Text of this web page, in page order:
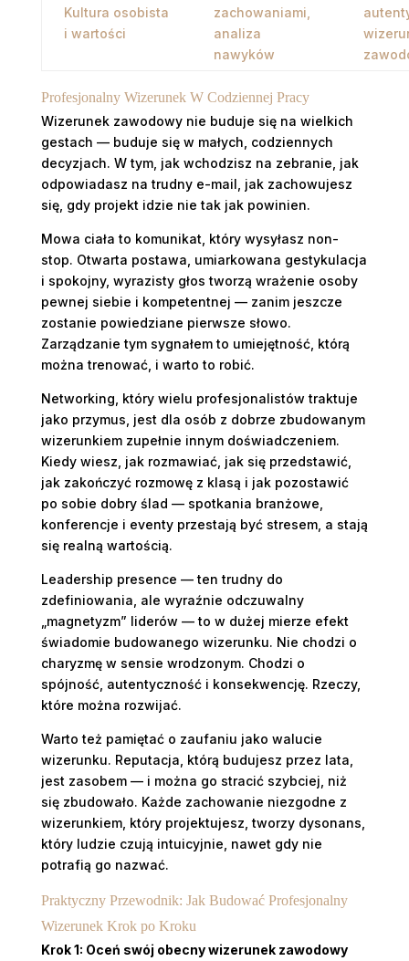
Kultura osobista
i wartości
zachowaniami,
analiza
nawyków
Profesjonalny Wizerunek W Codziennej Pracy
Wizerunek zawodowy nie buduje się na wielkich
gestach — buduje się w małych, codziennych
decyzjach. W tym, jak wchodzisz na zebranie, jak
odpowiadasz na trudny e-mail, jak zachowujesz
się, gdy projekt idzie nie tak jak powinien.
Mowa ciała to komunikat, który wysyłasz non-
stop. Otwarta postawa, umiarkowana gestykulacja
i spokojny, wyrazisty głos tworzą wrażenie osoby
pewnej siebie i kompetentnej — zanim jeszcze
zostanie powiedziane pierwsze słowo.
Zarządzanie tym sygnałem to umiejętność, którą
można trenować, i warto to robić.
Networking, który wielu profesjonalistów traktuje
jako przymus, jest dla osób z dobrze zbudowanym
wizerunkiem zupełnie innym doświadczeniem.
Kiedy wiesz, jak rozmawiać, jak się przedstawić,
jak zakończyć rozmowę z klasą i jak pozostawić
po sobie dobry ślad — spotkania branżowe,
konferencje i eventy przestają być stresem, a stają
się realną wartością.
Leadership presence — ten trudny do
zdefiniowania, ale wyraźnie odczuwalny
„magnetyzm” liderów — to w dużej mierze efekt
świadomie budowanego wizerunku. Nie chodzi o
charyzmę w sensie wrodzonym. Chodzi o
spójność, autentyczność i konsekwencję. Rzeczy,
które można rozwijać.
Warto też pamiętać o zaufaniu jako walucie
wizerunku. Reputacja, którą budujesz przez lata,
jest zasobem — i można go stracić szybciej, niż
się zbudowało. Każde zachowanie niezgodne z
wizerunkiem, który projektujesz, tworzy dysonans,
który ludzie czują intuicyjnie, nawet gdy nie
potrafią go nazwać.
Praktyczny Przewodnik: Jak Budować Profesjonalny
Wizerunek Krok po Kroku
Krok 1: Oceń swój obecny wizerunek zawodowy